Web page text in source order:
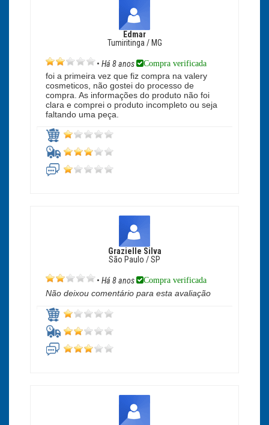
Edmar
Tumiritinga / MG
• Há 8 anos Compra verificada
foi a primeira vez que fiz compra na valery
cosmeticos, não gostei do processo de
compra. As informações do produto não foi
clara e comprei o produto incompleto ou seja
faltando uma peça.
Grazielle Silva
São Paulo / SP
• Há 8 anos Compra verificada
Não deixou comentário para esta avaliação